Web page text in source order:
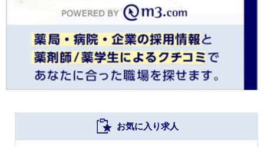
お気に入り求人